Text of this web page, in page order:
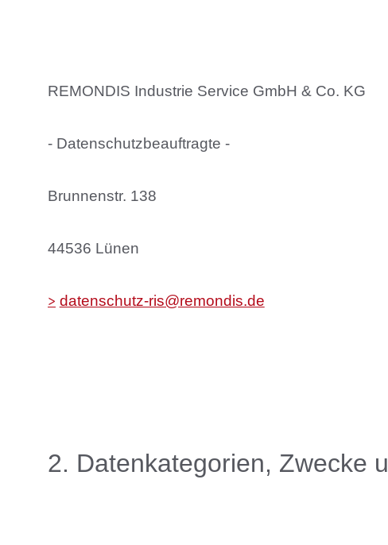
REMONDIS Industrie Service GmbH & Co. KG
- Datenschutzbeauftragte -
Brunnenstr. 138
44536 Lünen
datenschutz-ris@remondis.de
2. Datenkategorien, Zwecke